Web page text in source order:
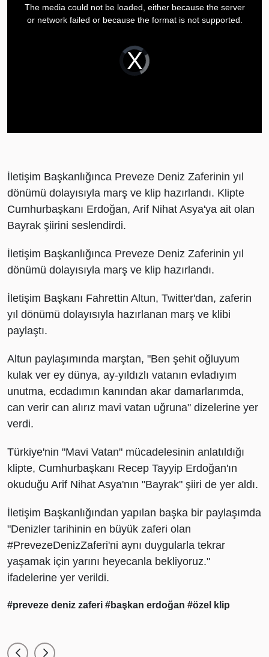
Video
Player
loading.
The media could not be loaded, either because the server
or network failed or because the format is not supported.
İletişim Başkanlığınca Preveze Deniz Zaferinin yıl
dönümü dolayısıyla marş ve klip hazırlandı. Klipte
Cumhurbaşkanı Erdoğan, Arif Nihat Asya'ya ait olan
Bayrak şiirini seslendirdi.
İletişim Başkanlığınca Preveze Deniz Zaferinin yıl
dönümü dolayısıyla marş ve klip hazırlandı.
İletişim Başkanı Fahrettin Altun, Twitter'dan, zaferin
yıl dönümü dolayısıyla hazırlanan marş ve klibi
paylaştı.
Altun paylaşımında marştan, "Ben şehit oğluyum
kulak ver ey dünya, ay-yıldızlı vatanın evladıyım
unutma, ecdadımın kanından akar damarlarımda,
can verir can alırız mavi vatan uğruna" dizelerine yer
verdi.
Türkiye'nin "Mavi Vatan" mücadelesinin anlatıldığı
klipte, Cumhurbaşkanı Recep Tayyip Erdoğan'ın
okuduğu Arif Nihat Asya'nın "Bayrak" şiiri de yer aldı.
İletişim Başkanlığından yapılan başka bir paylaşımda
"Denizler tarihinin en büyük zaferi olan
#PrevezeDenizZaferi'ni aynı duygularla tekrar
yaşamak için yarını heyecanla bekliyoruz."
ifadelerine yer verildi.
#preveze deniz zaferi #başkan erdoğan #özel klip